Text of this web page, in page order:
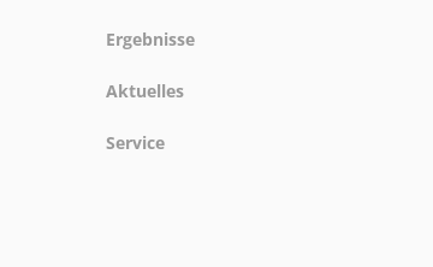
Gremien
Geschichte
Referenz
Ergebnisse
Aktuelles
Service